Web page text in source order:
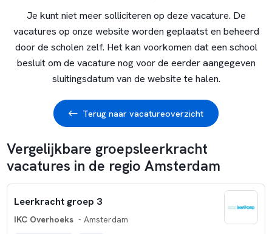
Je kunt niet meer solliciteren op deze vacature. De
vacatures op onze website worden geplaatst en beheerd
door de scholen zelf. Het kan voorkomen dat een school
besluit om de vacature nog voor de eerder aangegeven
sluitingsdatum van de website te halen.
Terug naar vacatureoverzicht
Vergelijkbare groepsleerkracht
vacatures in de regio Amsterdam
Leerkracht groep 3
IKC Overhoeks - Amsterdam